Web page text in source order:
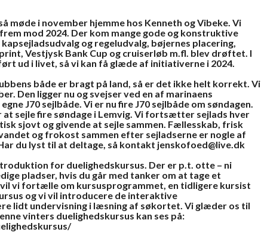
møde i november hjemme hos Kenneth og Vibeke. Vi
mod 2024. Der kom mange gode og konstruktive
og regeludvalg, bøjernes placering,
Vestjysk Bank Cup og cruiserløb m.fl. blev drøftet. I
ud i livet, så vi kan få glæde af initiativerne i 2024.
både er bragt på land, så er det ikke helt korrekt. Vi
Den ligger nu og svejser ved en af marinaens
J70 sejlbåde. Vi er nu fire J70 sejlbåde om søndagen.
sejle fire søndage i Lemvig. Vi fortsætter sejlads hver
sjovt og givende at sejle sammen. Fællesskab, frisk
og frokost sammen efter sejladserne er nogle af
du lyst til at deltage, så kontakt jenskofoed@live.dk
for duelighedskursus. Der er p.t. otte – ni
pladser, hvis du går med tanker om at tage et
vil vi fortælle om kursusprogrammet, en tidligere kursist
og vi vil introducere de interaktive
lidt undervisning i læsning af søkortet. Vi glæder os til
vinters duelighedskursus kan ses på: